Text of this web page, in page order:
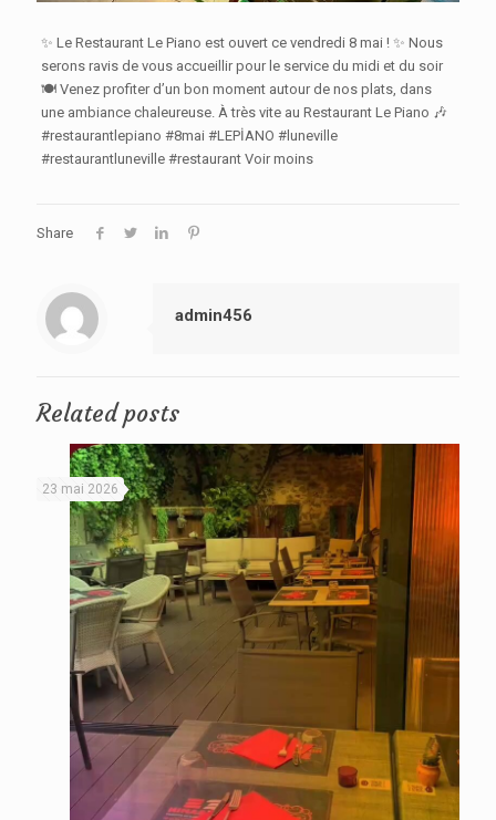
✨ Le Restaurant Le Piano est ouvert ce vendredi 8 mai ! ✨ Nous
serons ravis de vous accueillir pour le service du midi et du soir
🍽️ Venez profiter d’un bon moment autour de nos plats, dans
une ambiance chaleureuse. À très vite au Restaurant Le Piano 🎶
#restaurantlepiano #8mai #LEPİANO #luneville
#restaurantluneville #restaurant Voir moins
Share
admin456
Related posts
23 mai 2026